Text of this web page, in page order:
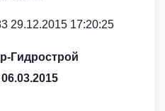
29.12.2015 17:20:25
Гидрострой
06.03.2015